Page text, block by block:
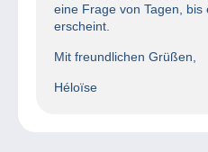
eine Frage von Tagen, bis
erscheint.
Mit freundlichen Grüßen,
Héloïse